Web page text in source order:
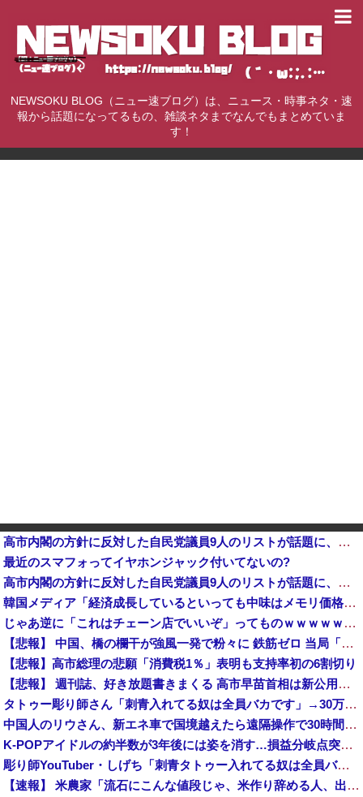
NEWSOKU BLOG（ニュー速ブログ）は、ニュース・時事ネタ・速
報から話題になってるもの、雑談ネタまでなんでもまとめていま
す！
高市内閣の方針に反対した自民党議員9人のリストが話題に、「岩屋はどこへ行った？」との指摘もあるが……他
最近のスマフォってイヤホンジャック付いてないの?
高市内閣の方針に反対した自民党議員9人のリストが話題に、「岩屋はどこへ行った？」との指摘もあるが……
韓国メディア「経済成長しているといっても中味はメモリ価格だけ。雇用増加見通しが半減してしまった」……韓国の内需不況は根強い状況っすね
じゃあ逆に「これはチェーン店でいいぞ」ってものｗｗｗｗｗｗｗｗ
【悲報】 中国、橋の欄干が強風一発で粉々に 鉄筋ゼロ 当局「接着剤でくっつけただけ」「正常で、品質問題はない」
【悲報】高市総理の悲願「消費税1％」表明も支持率初の6割切り
【悲報】 週刊誌、好き放題書きまくる 高市早苗首相は新公用車の贅を尽くした後部座席でたばこを吸うのが至福の時間「どんどん延びる乗車時間」
タトゥー彫り師さん「刺青入れてる奴は全員バカです」→30万再生ｗｗｗｗｗｗ
中国人のリウさん、新エネ車で国境越えたら遠隔操作で30時間ロックされる！
K-POPアイドルの約半数が3年後には姿を消す…損益分岐点突破は4％未満
彫り師YouTuber・しげち「刺青タトゥー入れてる奴は全員バカです」「すごい民度低い」「5000円好きなんすよ、バカって」
【速報】 米農家「流石にこんな値段じゃ、米作り辞める人、出るんじゃないかなあ？？」